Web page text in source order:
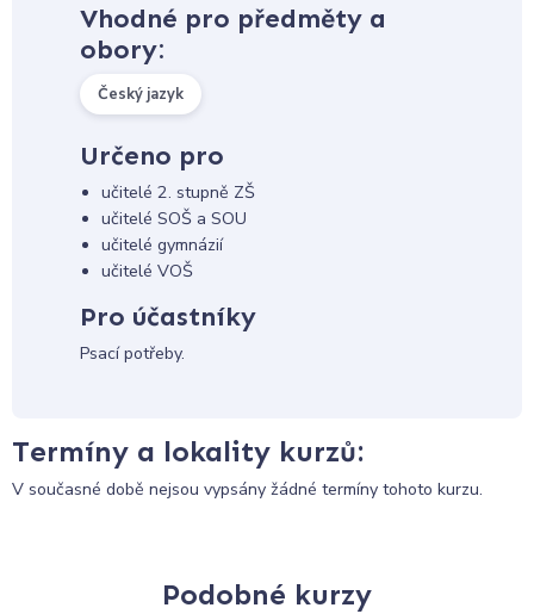
Vhodné pro předměty a
obory:
Český jazyk
Určeno pro
učitelé 2. stupně ZŠ
učitelé SOŠ a SOU
učitelé gymnázií
učitelé VOŠ
Pro účastníky
Psací potřeby.
Termíny a lokality kurzů:
V současné době nejsou vypsány žádné termíny tohoto kurzu.
Podobné kurzy